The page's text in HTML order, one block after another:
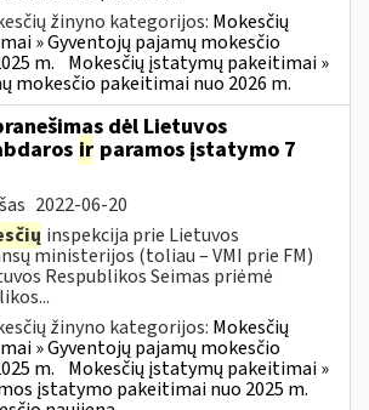
žinyno kategorijos: Mokesčių
» Gyventojų pajamų mokesčio
m. Mokesčių įstatymų pakeitimai »
mokesčio pakeitimai nuo 2026 m.
dėl Lietuvos
ir paramos įstatymo 7
2022-06-20
inspekcija prie Lietuvos
ministerijos (toliau – VMI prie FM)
Respublikos Seimas priėmė
žinyno kategorijos: Mokesčių
» Gyventojų pajamų mokesčio
m. Mokesčių įstatymų pakeitimai »
įstatymo pakeitimai nuo 2025 m.